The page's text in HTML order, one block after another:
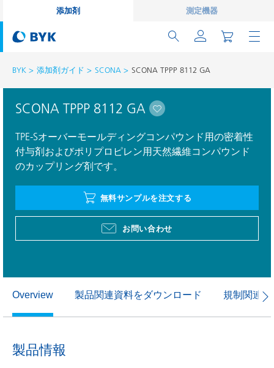
添加剤 測定機器
BYK 添加剤ガイド SCONA SCONA TPPP 8112 GA
SCONA TPPP 8112 GA
TPE-Sオーバーモールディングコンパウンド用の密着性
付与剤およびポリプロピレン用天然繊維コンパウンド
のカップリング剤です。
無料サンプルを注文する
お問い合わせ
Overview 製品関連資料をダウンロード 規制関連
製品情報